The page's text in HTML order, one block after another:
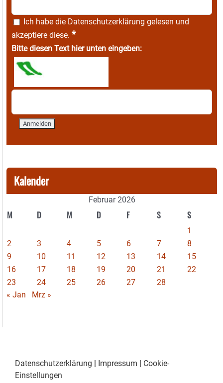
Ich habe die Datenschutzerklärung gelesen und
akzeptiere diese. *
Bitte diesen Text hier unten eingeben:
Kalender
Februar 2026
M D M D F S S
1
2
3 4 5 6 7
8
9
10 11 12 13 14
15
16
17 18 19 20 21
22
23
24 25 26 27
28
« Jan
Mrz »
Datenschutzerklärung Impressum
Cookie-
Einstellungen